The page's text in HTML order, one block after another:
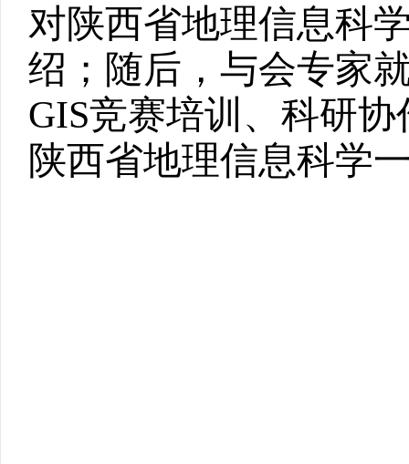
对陕西省地理信息科
绍；随后，与会专家
GIS竞赛培训、科研
陕西省地理信息科学